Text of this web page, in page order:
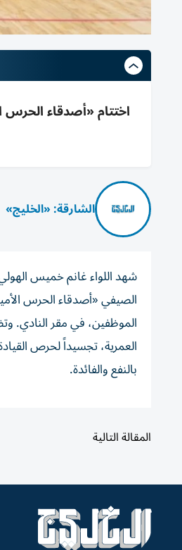
الشارقة: «الخليج»
شهد اللواء غانم خميس
الموظفين، في مقر النادي.
العمرية، تجسيداً لحرص
بالنفع والفائدة.
المقالة التالية